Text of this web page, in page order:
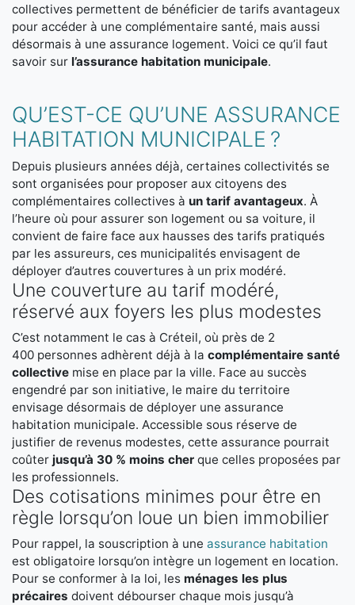
collectives permettent de bénéficier de tarifs avantageux
pour accéder à une complémentaire santé, mais aussi
désormais à une assurance logement. Voici ce qu’il faut
savoir sur l’assurance habitation municipale.
QU’EST-CE QU’UNE ASSURANCE
HABITATION MUNICIPALE ?
Depuis plusieurs années déjà, certaines collectivités se
sont organisées pour proposer aux citoyens des
complémentaires collectives à un tarif avantageux. À
l’heure où pour assurer son logement ou sa voiture, il
convient de faire face aux hausses des tarifs pratiqués
par les assureurs, ces municipalités envisagent de
déployer d’autres couvertures à un prix modéré.
Une couverture au tarif modéré,
réservé aux foyers les plus modestes
C’est notamment le cas à Créteil, où près de 2
400 personnes adhèrent déjà à la complémentaire santé
collective mise en place par la ville. Face au succès
engendré par son initiative, le maire du territoire
envisage désormais de déployer une assurance
habitation municipale. Accessible sous réserve de
justifier de revenus modestes, cette assurance pourrait
coûter jusqu’à 30 % moins cher que celles proposées par
les professionnels.
Des cotisations minimes pour être en
règle lorsqu’on loue un bien immobilier
Pour rappel, la souscription à une assurance habitation
est obligatoire lorsqu’on intègre un logement en location.
Pour se conformer à la loi, les ménages les plus
précaires doivent débourser chaque mois jusqu’à